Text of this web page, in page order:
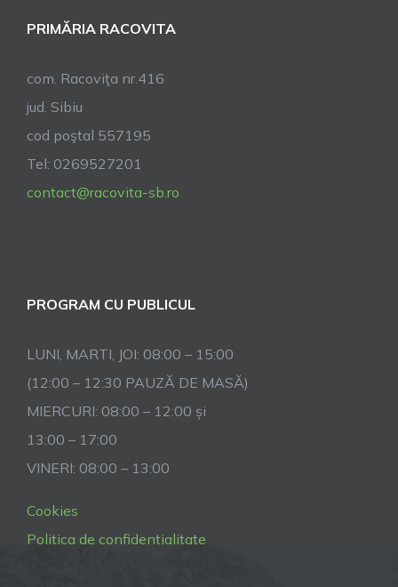
PRIMĂRIA RACOVITA
com. Racoviţa nr.416
jud. Sibiu
cod poştal 557195
Tel: 0269527201
contact@racovita-sb.ro
PROGRAM CU PUBLICUL
LUNI, MARTI, JOI: 08:00 – 15:00
(12:00 – 12:30 PAUZĂ DE MASĂ)
MIERCURI: 08:00 – 12:00 și
13:00 – 17:00
VINERI: 08:00 – 13:00
Cookies
Politica de confidentialitate